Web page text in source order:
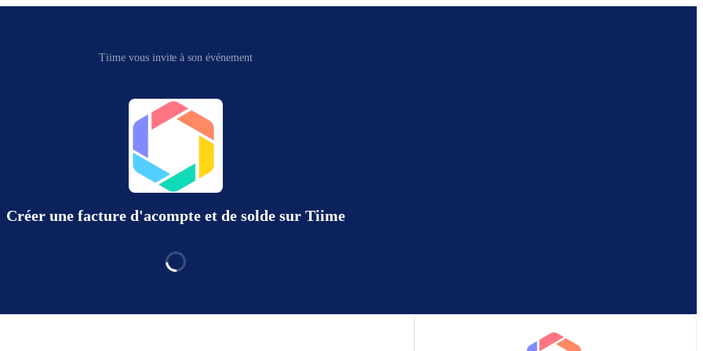
Tiime vous invite à son événement
Créer une facture d'acompte et de solde sur Tiime